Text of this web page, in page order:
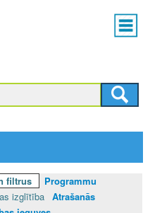
Main
menu
filtrus
Programmu
izglītība Atrašanās